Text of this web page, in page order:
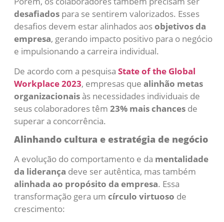
desafiados para se sentirem valorizados. Esses
desafios devem estar alinhados aosobjetivos da
empresa, gerando impacto positivo para o negócio
e impulsionando a carreira individual.
De acordo com a pesquisa State of the Global
Workplace 2023, empresas que alinhão metas
organizacionaisàs necessidades individuais de
seus colaboradores têm 23% mais chances de
superar a concorrência.
Alinhando cultura e estratégia de negócio
A evolução do comportamento e da mentalidade
da liderança deve ser autêntica, mas também
alinhada ao propósito da empresa. Essa
transformação gera um círculo virtuoso de
crescimento: